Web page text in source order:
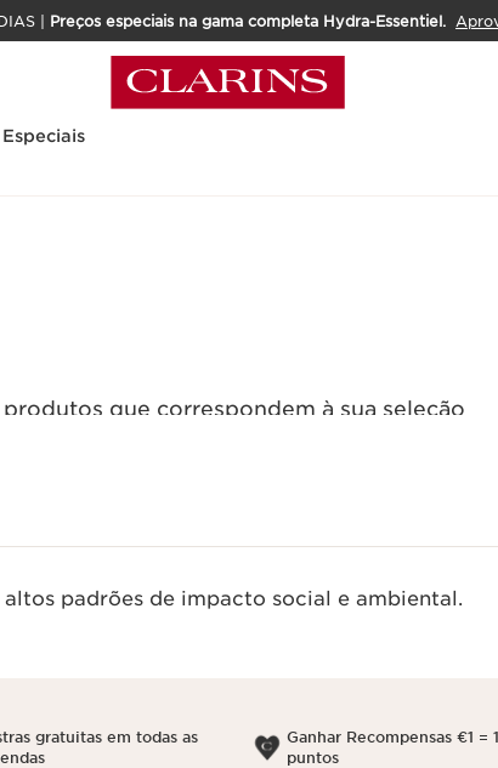
| Preços especiais na gama completa Hydra-Essentiel.
que correspondem à sua seleção
altos padrões de impacto social e ambiental.
gratuitas em todas as
Ganhar Recompensas €1 = 1
puntos